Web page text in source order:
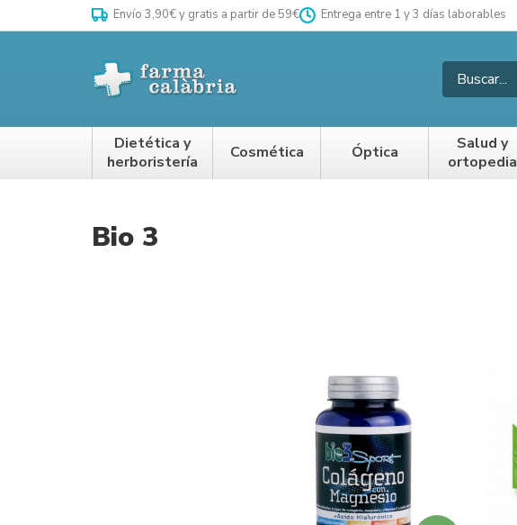
Envío 3,90€ y gratis a partir de 59€ Entrega entre 1 y 3 días laborables
Dietética y
herboristería
Cosmética Óptica
Salud y
ortopedia
Bio 3